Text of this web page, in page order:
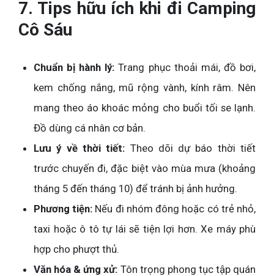
7. Tips hữu ích khi đi Camping
Cô Sáu
Chuẩn bị hành lý: Trang phục thoải mái, đồ bơi,
kem chống nắng, mũ rộng vành, kính râm. Nên
mang theo áo khoác mỏng cho buổi tối se lạnh.
Đồ dùng cá nhân cơ bản.
Lưu ý về thời tiết: Theo dõi dự báo thời tiết
trước chuyến đi, đặc biệt vào mùa mưa (khoảng
tháng 5 đến tháng 10) để tránh bị ảnh hưởng.
Phương tiện: Nếu đi nhóm đông hoặc có trẻ nhỏ,
taxi hoặc ô tô tự lái sẽ tiện lợi hơn. Xe máy phù
hợp cho phượt thủ.
Văn hóa & ứng xử: Tôn trọng phong tục tập quán